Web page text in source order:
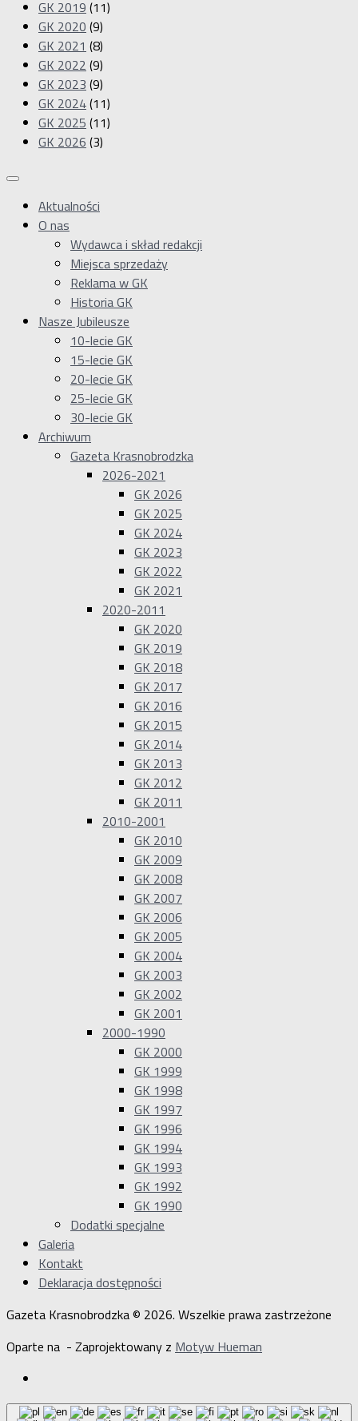
GK 2019 (11)
GK 2020 (9)
GK 2021 (8)
GK 2022 (9)
GK 2023 (9)
GK 2024(11)
GK 2025 (11)
GK 2026 (3)
Aktualności
O nas
Wydawca i skład redakcji
Miejsca sprzedaży
Reklama w GK
Historia GK
Nasze Jubileusze
10-lecie GK
15-lecie GK
20-lecie GK
25-lecie GK
30-lecie GK
Archiwum
Gazeta Krasnobrodzka
2026-2021
GK 2026
GK 2025
GK 2024
GK 2023
GK 2022
GK 2021
2020-2011
GK 2020
GK 2019
GK 2018
GK 2017
GK 2016
GK 2015
GK 2014
GK 2013
GK 2012
GK 2011
2010-2001
GK 2010
GK 2009
GK 2008
GK 2007
GK 2006
GK 2005
GK 2004
GK 2003
GK 2002
GK 2001
2000-1990
GK 2000
GK 1999
GK 1998
GK 1997
GK 1996
GK 1994
GK 1993
GK 1992
GK 1990
Dodatki specjalne
Galeria
Kontakt
Deklaracja dostępności
Gazeta Krasnobrodzka © 2026. Wszelkie prawa zastrzeżone
Oparte na - Zaprojektowany z Motyw Hueman